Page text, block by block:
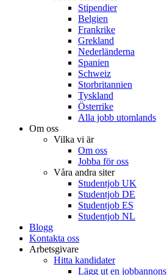
Stipendier
Belgien
Frankrike
Grekland
Nederländerna
Spanien
Schweiz
Storbritannien
Tyskland
Österrike
Alla jobb utomlands
Om oss
Vilka vi är
Om oss
Jobba för oss
Våra andra siter
Studentjob UK
Studentjob DE
Studentjob ES
Studentjob NL
Blogg
Kontakta oss
Arbetsgivare
Hitta kandidater
Lägg ut en jobbannons